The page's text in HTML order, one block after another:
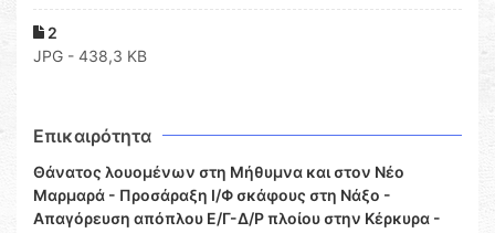
2
JPG - 438,3 KB
Επικαιρότητα
Θάνατος λουομένων στη Μήθυμνα και στον Νέο
Μαρμαρά - Προσάραξη Ι/Φ σκάφους στη Νάξο -
Απαγόρευση απόπλου Ε/Γ-Δ/Ρ πλοίου στην Κέρκυρα -